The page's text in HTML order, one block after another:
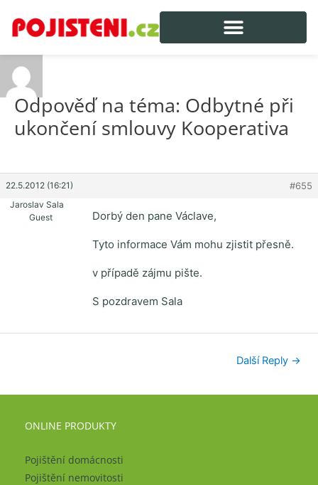
Odpověď na téma: Odbytné při
ukončení smlouvy Kooperativa
22.5.2012 (16:21) #655
Jaroslav Sala
Guest
Dorbý den pane Václave,
Tyto informace Vám mohu zjistit přesně.
v případě zájmu pište.
S pozdravem Sala
Další Reply →
ONLINE PRODUKTY
Pojištění domácnosti
Pojištění nemovitosti